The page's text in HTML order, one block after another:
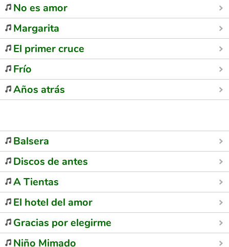
No es amor
Margarita
El primer cruce
Frío
Años atrás
Balsera
Discos de antes
A Tientas
El hotel del amor
Gracias por elegirme
Niño Mimado